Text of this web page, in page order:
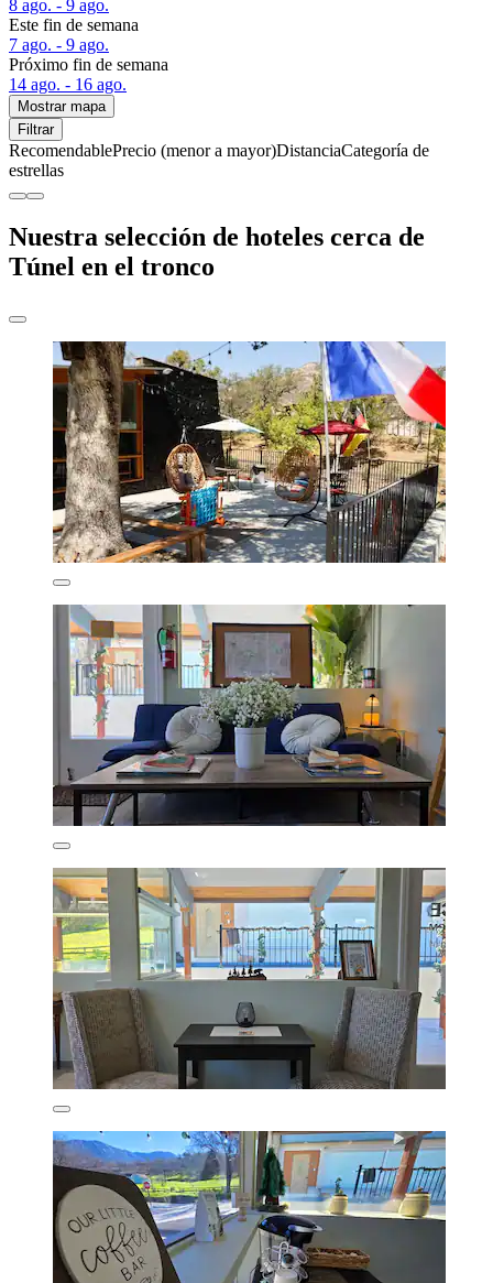
8 ago. - 9 ago.
Este fin de semana
7 ago. - 9 ago.
Próximo fin de semana
14 ago. - 16 ago.
Mostrar mapa
Filtrar
RecomendablePrecio (menor a mayor)DistanciaCategoría de
estrellas
Nuestra selección de hoteles cerca de
Túnel en el tronco